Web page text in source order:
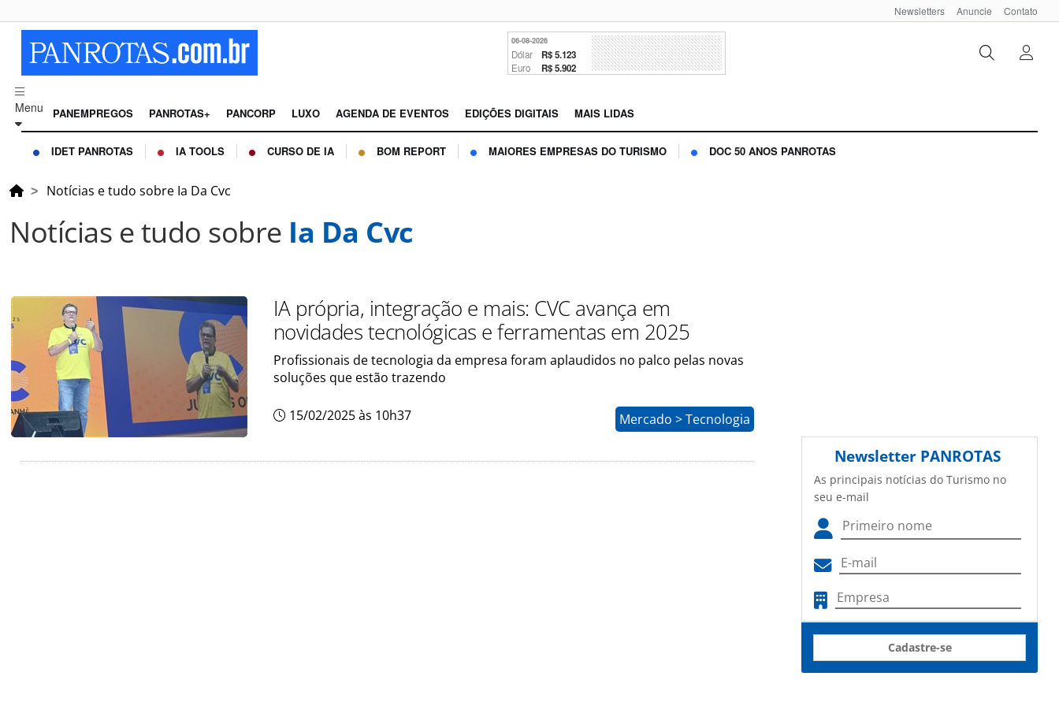
Newsletters Anuncie Contato
06-08-2026
Dólar R$ 5.123
Euro R$ 5.902
Menu PANEMPREGOS PANROTAS+ PANCORP LUXO AGENDA DE EVENTOS EDIÇÕES DIGITAIS MAIS LIDAS
IDET PANROTAS IA TOOLS CURSO DE IA BOM REPORT MAIORES EMPRESAS DO TURISMO DOC 50 ANOS PANROTAS
Notícias e tudo sobre Ia Da Cvc
Notícias e tudo sobre Ia Da Cvc
IA própria, integração e mais: CVC avança em
novidades tecnológicas e ferramentas em 2025
Profissionais de tecnologia da empresa foram aplaudidos no palco pelas novas
soluções que estão trazendo
15/02/2025 às 10h37 Mercado > Tecnologia
Newsletter PANROTAS
As principais notícias do Turismo no
seu e-mail
Cadastre-se